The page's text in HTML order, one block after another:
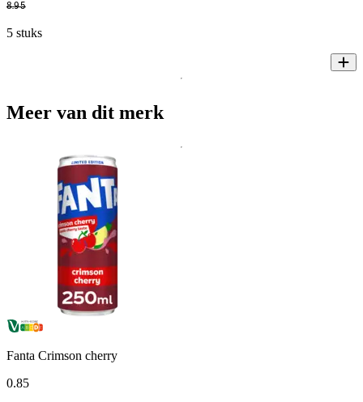
8.95
5 stuks
Meer van dit merk
Fanta Crimson cherry
0.85